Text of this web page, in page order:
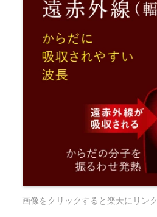
画像をクリックすると楽天にリン